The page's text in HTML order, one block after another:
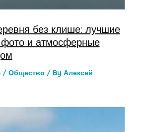
без клише: лучшие
фото и атмосферные
/ Общество / By Алексей